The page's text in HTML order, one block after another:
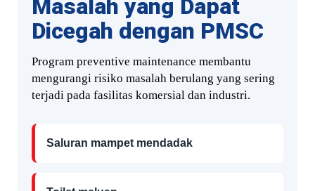
Masalah yang Dapat
Dicegah dengan PMSC
Program preventive maintenance membantu
mengurangi risiko masalah berulang yang sering
terjadi pada fasilitas komersial dan industri.
Saluran mampet mendadak